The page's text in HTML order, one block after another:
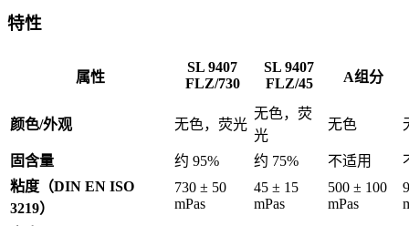
特性
属性
SL 9407
FLZ/730
SL 9407
FLZ/45
A组分
颜色/外观 无色，荧光
无色，荧
光
无色
固含量 约 95% 约 75% 不适用
粘度（DIN EN ISO
3219）
730 ± 50
mPas
45 ± 15
mPas
500 ± 100
mPas